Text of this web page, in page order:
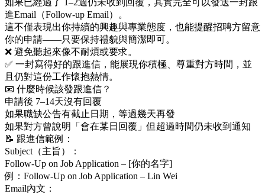
進Email（Follow-up Email）。
這不僅表現出你持續的興趣與專業態度，也能提醒招聘方留意
你的申請——只要保持禮貌與簡潔即可。
❌ 避免聽起來像不耐煩或要求。
✅ 一封寫得好的跟進信，能展現你積極、尊重對方時間，並
且仍對這份工作懷抱熱情。
📧 什麼時候該發跟進信？
申請後 7–14天沒有回覆
如果職缺公告有截止日期，等過幾天再發
如果對方曾說明「會在某日回覆」但超過時間仍未收到通知
📝 跟進信範例：
Subject（主旨）：
Follow-Up on Job Application – [你的名字]
例：Follow-Up on Job Application – Lin Wei
Email內文：